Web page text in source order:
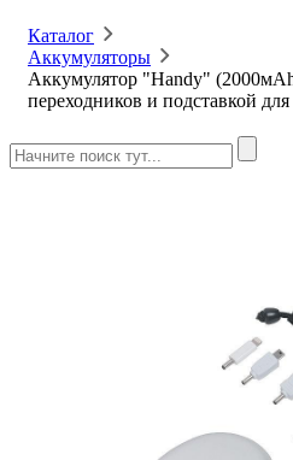
Каталог
Аккумуляторы
Аккумулятор "Handy"
переходников и подставкой